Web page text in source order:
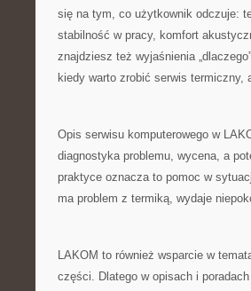
się na tym, co użytkownik odczuje:
stabilność w pracy, komfort
znajdziesz też wyjaśnienia
kiedy warto zrobić serwis termiczny,
Opis serwisu komputerowego w
diagnostyka problemu, wycena, a
praktyce oznacza to pomoc w
ma problem z termiką, wydaje
LAKOM to również wsparcie w
części. Dlatego w opisach i